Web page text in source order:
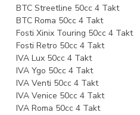
BTC Streetline 50cc 4 Takt
BTC Roma 50cc 4 Takt
Fosti Xinix Touring 50cc 4 Takt
Fosti Retro 50cc 4 Takt
IVA Lux 50cc 4 Takt
IVA Ygo 50cc 4 Takt
IVA Venti 50cc 4 Takt
IVA Venice 50cc 4 Takt
IVA Roma 50cc 4 Takt